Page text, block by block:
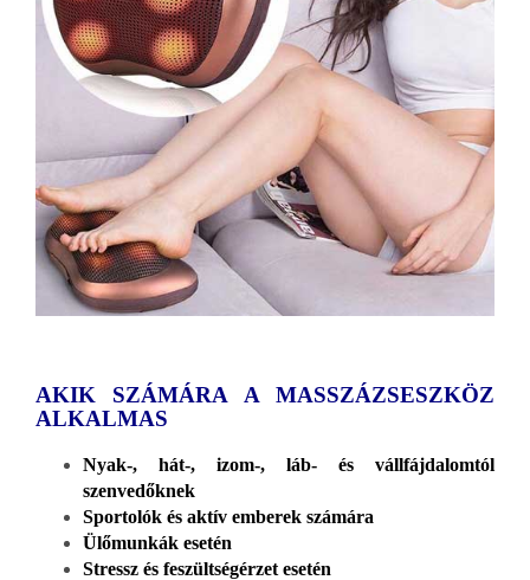
AKIK SZÁMÁRA A MASSZÁZSESZKÖZ
ALKALMAS
Nyak-, hát-, izom-, láb- és vállfájdalomtól
szenvedőknek
Sportolók és aktív emberek számára
Ülőmunkák esetén
Stressz és feszültségérzet esetén